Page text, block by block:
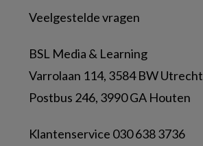
Veelgestelde vragen
BSL Media & Learning
Varrolaan 114, 3584 BW Utrecht
Postbus 246, 3990 GA Houten
Klantenservice 030 638 3736